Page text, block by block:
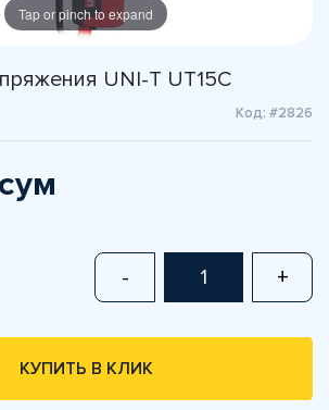
Tap or pinch to expand
UNI-T UT15C
Код: #2826
- +
КУПИТЬ В КЛИК